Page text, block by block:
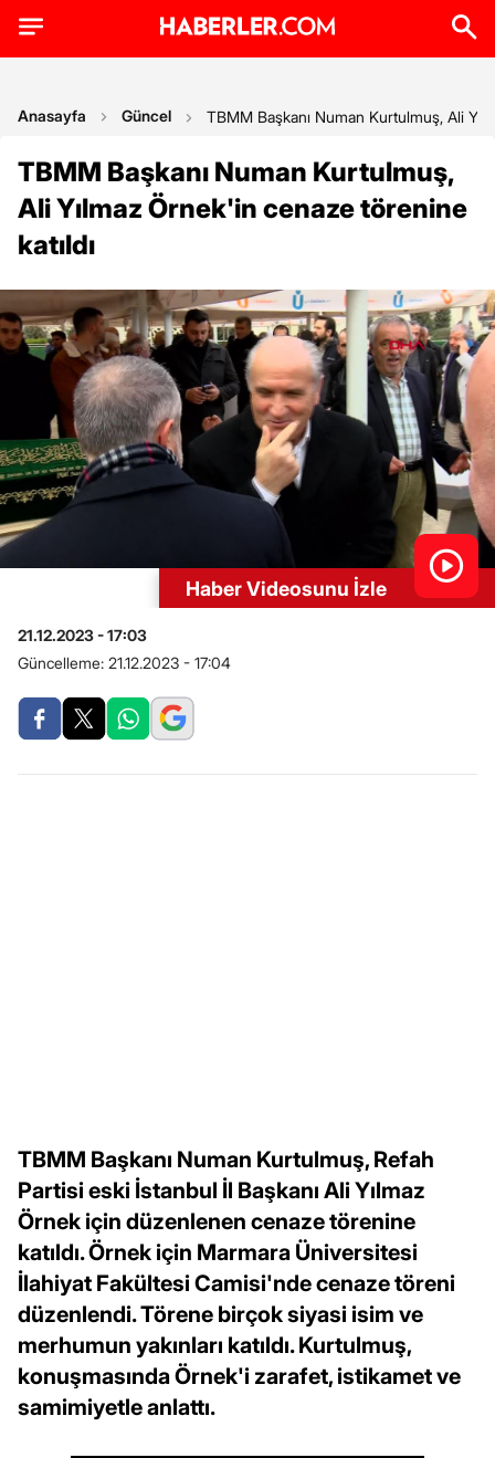
Anasayfa Güncel TBMM Başkanı Numan Kurtulmuş, Ali
TBMM Başkanı Numan Kurtulmuş,
Ali Yılmaz Örnek'in cenaze törenine
katıldı
Haber Videosunu İzle
21.12.2023 - 17:03
Güncelleme: 21.12.2023 - 17:04
TBMM Başkanı Numan Kurtulmuş, Refah
Partisi eski İstanbul İl Başkanı Ali Yılmaz
Örnek için düzenlenen cenaze törenine
katıldı. Örnek için Marmara Üniversitesi
İlahiyat Fakültesi Camisi'nde cenaze töreni
düzenlendi. Törene birçok siyasi isim ve
merhumun yakınları katıldı. Kurtulmuş,
konuşmasında Örnek'i zarafet, istikamet ve
samimiyetle anlattı.